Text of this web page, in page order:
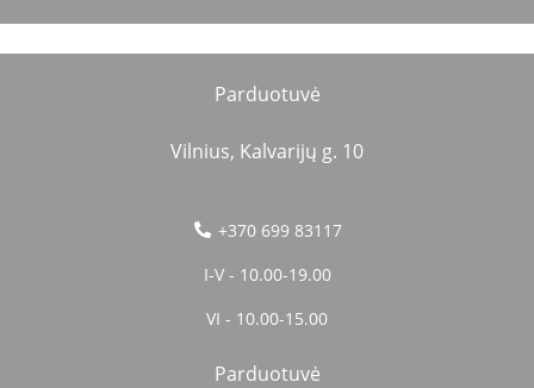
Parduotuvė
Vilnius, Kalvarijų g. 10
+370 699 83117
I-V - 10.00-19.00
VI - 10.00-15.00
Parduotuvė